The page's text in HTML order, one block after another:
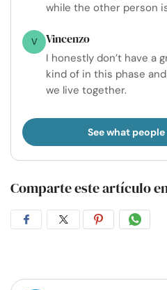
while the other person
V Vincenzo
I honestly don’t have a
kind of in this phase
we live together.
See what
Comparte este artículo
CompartirCompartirCompartir